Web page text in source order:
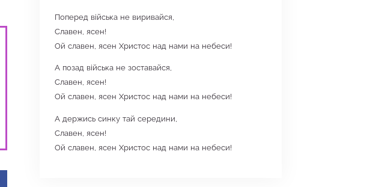
Поперед війська не виривайся,
Славен, ясен!
Ой славен, ясен Христос над нами на небеси!
А позад війська не зоставайся,
Славен, ясен!
Ой славен, ясен Христос над нами на небеси!
А держись синку тай середини,
Славен, ясен!
Ой славен, ясен Христос над нами на небеси!